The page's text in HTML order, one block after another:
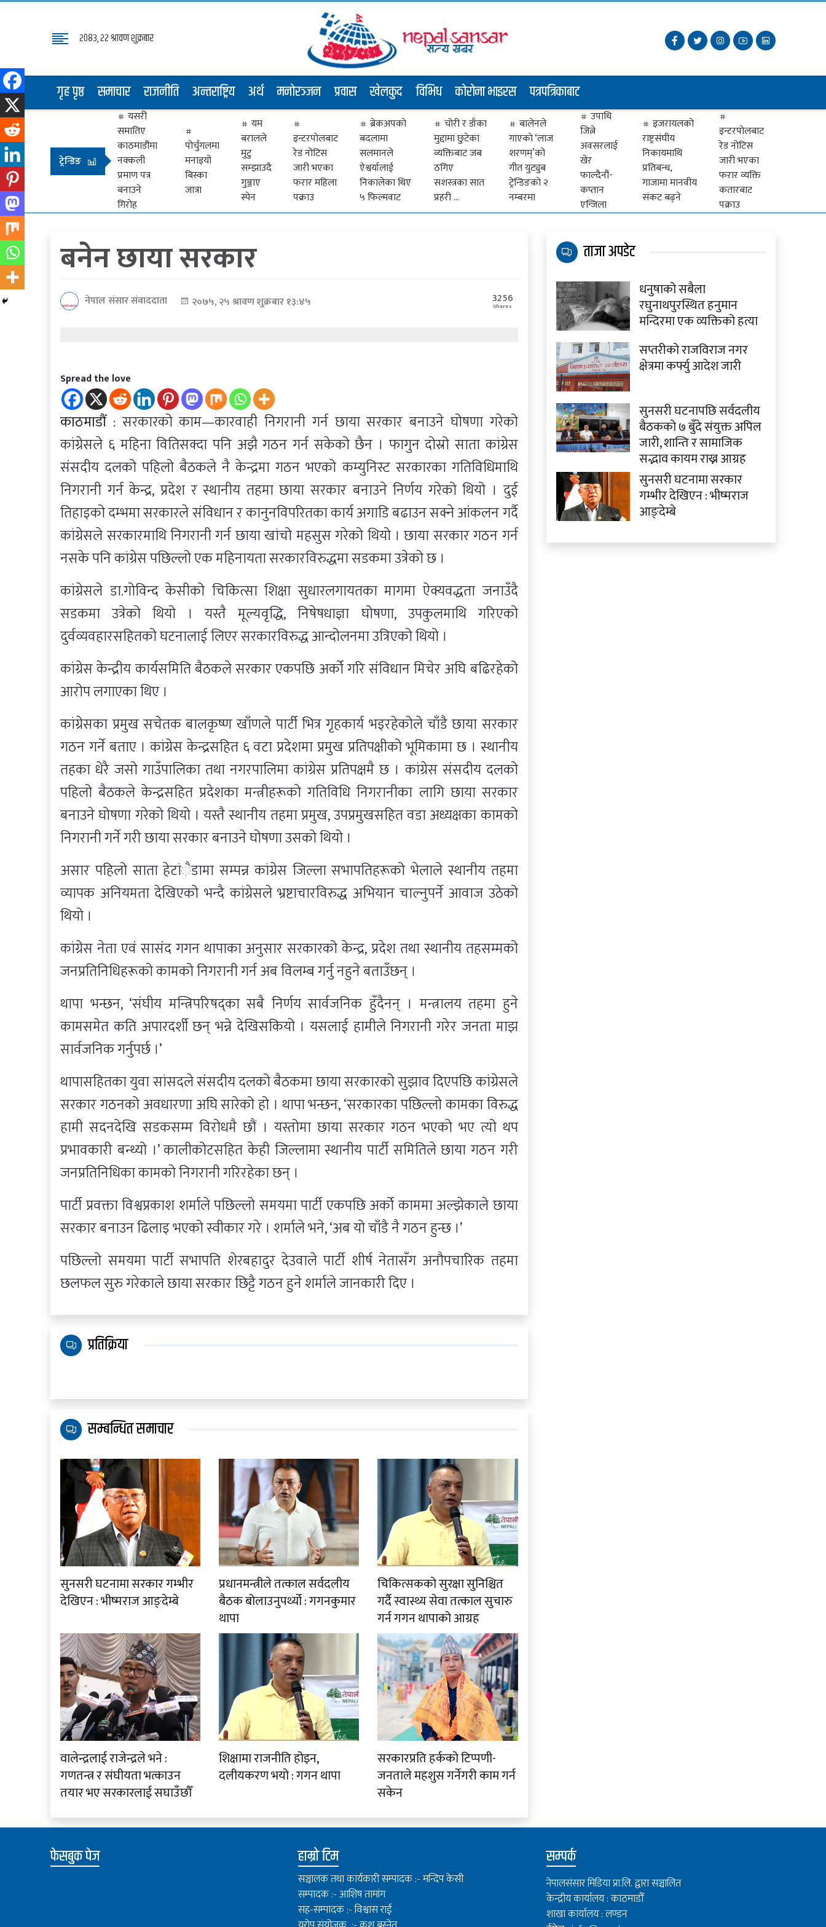
२०८३, २२ श्रावण शुक्रबार
गृह पृष्ठ समाचार राजनीति अन्तराष्ट्रिय अर्थ मनोरञ्जन प्रवास खेलकुद विभिध कोरोना भाइरस पत्रपत्रिकाबाट
पृष्ठ
समाचार
राजनीति
अन्तराष्ट्रिय
अर्थ
मनोरञ्जन
ट्रेन्डिङ
यसरी
समातिए
काठमाडौंमा
नक्कली
प्रमाण पत्र
बनाउने
गिरोह
पोर्चुगलमा
मनाइयो
बिस्का
जात्रा
यम
बरालले
मुटु
सम्झाउदै
गुञ्जाए
स्पेन
इन्टरपोलबाट
रेड नोटिस
जारी भएका
फरार महिला
पक्राउ
ब्रेकअपकाे
बदलामा
सलमानले
ऐश्वर्यालाई
निकालेका थिए
५ फिल्मवाट
चोरी र डाँका
मुद्दामा छुटेका
व्यक्तिबाट जब
ठगिए
सशस्त्रका सात
प्रहरी …
बालेनले
गाएकाे ‘लाज
शरणम्’को
गीत युट्युब
ट्रेन्डिङको २
नम्बरमा
उपाधि
जित्ने
अवसरलाई
खेर
फाल्दैनौं-
कप्तान
एन्जिला
इजरायलको
राष्ट्रसंघीय
निकायमाथि
प्रतिबन्ध,
गाजामा मानवीय
संकट बढ्ने
इन्टरपोलबाट
रेड नोटिस
जारी भएका
फरार व्यक्ति
कतारबाट
पक्राउ
बनेन छाया सरकार
नेपाल संसार संवाददाता २०७५, २५ श्रावण शुक्रबार १३:४५ 3256
Shares
Spread the love
काठमाडौं: सरकारको काम—कारवाही निगरानी गर्न छाया सरकार बनाउने घोषणा गरेको
कांग्रेसले ६ महिना वितिसक्दा पनि अझै गठन गर्न सकेको छैन । फागुन दोस्रो साता कांग्रेस
संसदीय दलको पहिलो बैठकले नै केन्द्रमा गठन भएको कम्युनिस्ट सरकारका गतिविधिमाथि
निगरानी गर्न केन्द्र, प्रदेश र स्थानीय तहमा छाया सरकार बनाउने निर्णय गरेको थियो । दुई
तिहाइको दम्भमा सरकारले संविधान र कानुनविपरितका कार्य अगाडि बढाउन सक्ने आंकलन गर्दै
कांग्रेसले सरकारमाथि निगरानी गर्न छाया खांचो महसुस गरेको थियो । छाया सरकार गठन गर्न
नसके पनि कांग्रेस पछिल्लो एक महिनायता सरकारविरुद्धमा सडकमा उत्रेको छ ।
कांग्रेसले डा.गोविन्द केसीको चिकित्सा शिक्षा सुधारलगायतका मागमा ऐक्यवद्धता जनाउँदै
सडकमा उत्रेको थियो । यस्तै मूल्यवृद्धि, निषेषधाज्ञा घोषणा, उपकुलमाथि गरिएको
दुर्वव्यवहारसहितको घटनालाई लिएर सरकारविरुद्ध आन्दोलनमा उत्रिएको थियो ।
कांग्रेस केन्द्रीय कार्यसमिति बैठकले सरकार एकपछि अर्को गरि संविधान मिचेर अघि बढिरहेको
आरोप लगाएका थिए ।
कांग्रेसका प्रमुख सचेतक बालकृष्ण खाँणले पार्टी भित्र गृहकार्य भइरहेकोले चाँडै छाया सरकार
गठन गर्ने बताए । कांग्रेस केन्द्रसहित ६ वटा प्रदेशमा प्रमुख प्रतिपक्षीको भूमिकामा छ । स्थानीय
तहका धेरै जसो गाउँपालिका तथा नगरपालिमा कांग्रेस प्रतिपक्षमै छ । कांग्रेस संसदीय दलको
पहिलो बैठकले केन्द्रसहित प्रदेशका मन्त्रीहरूको गतिविधि निगरानीका लागि छाया सरकार
बनाउने घोषणा गरेको थियो । यस्तै स्थानीय तहमा प्रमुख, उपप्रमुखसहित वडा अध्यक्षका कामको
निगरानी गर्ने गरी छाया सरकार बनाउने घोषणा उसको थियो ।
असार पहिलो साता हेटांैडामा सम्पन्न कांग्रेस जिल्ला सभापतिहरूको भेलाले स्थानीय तहमा
व्यापक अनियमता देखिएको भन्दै कांग्रेसले भ्रष्टाचारविरुद्ध अभियान चाल्नुपर्ने आवाज उठेको
थियो ।
कांग्रेस नेता एवं सासंद गगन थापाका अनुसार सरकारको केन्द्र, प्रदेश तथा स्थानीय तहसम्मको
जनप्रतिनिधिहरूको कामको निगरानी गर्न अब विलम्ब गर्नु नहुने बताउँछन् ।
थापा भन्छन, ‘संघीय मन्त्रिपरिषद्का सबै निर्णय सार्वजनिक हुँदैनन् । मन्त्रालय तहमा हुने
कामसमेत कति अपारदर्शी छन् भन्ने देखिसकियो । यसलाई हामीले निगरानी गरेर जनता माझ
सार्वजनिक गर्नुपर्छ ।’
थापासहितका युवा सांसदले संसदीय दलको बैठकमा छाया सरकारको सुझाव दिएपछि कांग्रेसले
सरकार गठनको अवधारणा अघि सारेको हो । थापा भन्छन, ‘सरकारका पछिल्लो कामका विरुद्ध
हामी सदनदेखि सडकसम्म विरोधमै छौं । यस्तोमा छाया सरकार गठन भएको भए त्यो थप
प्रभावकारी बन्थ्यो ।’ कालीकोटसहित केही जिल्लामा स्थानीय पार्टी समितिले छाया गठन गरी
जनप्रतिनिधिका कामको निगरानी गरिरहेका छन् ।
पार्टी प्रवक्ता विश्वप्रकाश शर्माले पछिल्लो समयमा पार्टी एकपछि अर्को काममा अल्झेकाले छाया
सरकार बनाउन ढिलाइ भएको स्वीकार गरे । शर्माले भने, ‘अब यो चाँडै नै गठन हुन्छ ।’
पछिल्लो समयमा पार्टी सभापति शेरबहादुर देउवाले पार्टी शीर्ष नेतासँग अनौपचारिक तहमा
छलफल सुरु गरेकाले छाया सरकार छिट्टै गठन हुने शर्माले जानकारी दिए ।
प्रतिक्रिया
सम्बन्धित समाचार
सुनसरी घटनामा सरकार गम्भीर
देखिएन : भीष्मराज आङ्देम्बे
प्रधानमन्त्रीले तत्काल सर्वदलीय
बैठक बोलाउनुपर्थ्यो : गगनकुमार
थापा
चिकित्सकको सुरक्षा सुनिश्चित
गर्दै स्वास्थ्य सेवा तत्काल सुचारु
गर्न गगन थापाको आग्रह
वालेन्द्रलाई राजेन्द्रले भने :
गणतन्त्र र संघीयता भत्काउन
तयार भए सरकारलाई सघाउँछौँ
शिक्षामा राजनीति होइन,
दलीयकरण भयो : गगन थापा
सरकारप्रति हर्कको टिप्पणी-
जनताले महशुस गर्नेगरी काम गर्न
सकेन
ताजा अपडेट
धनुषाको सबैला
रघुनाथपुरस्थित हनुमान
मन्दिरमा एक व्यक्तिको हत्या
सप्तरीको राजविराज नगर
क्षेत्रमा कर्फ्यु आदेश जारी
सुनसरी घटनापछि सर्वदलीय
बैठकको ७ बुँदे संयुक्त अपिल
जारी, शान्ति र सामाजिक
सद्भाव कायम राख्न आग्रह
सुनसरी घटनामा सरकार
गम्भीर देखिएन : भीष्मराज
आङ्देम्बे
फेसबुक पेज हाम्रो टिम
सञ्चालक तथा कार्यकारी सम्पादक :- मन्दिप केसी
सम्पादक :- आशिष तामांग
सह-सम्पादक :- विश्वास राई
सम्पर्क
नेपालसंसार मिडिया प्रा.लि. द्वारा सञ्चालित
केन्द्रीय कार्यालय : काठमाडौँ
शाखा कार्यालय : लण्डन